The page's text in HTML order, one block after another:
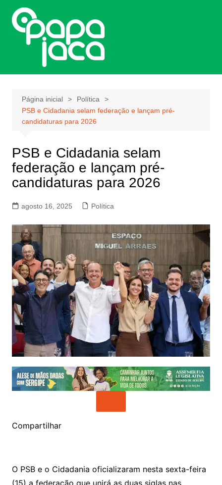
para
conteúdo
Página inicial
Política
PSB e Cidadania selam federação e lançam pré-
candidaturas para 2026
PSB e Cidadania selam
federação e lançam pré-
candidaturas para 2026
agosto 16, 2025 Política
Compartilhar
O PSB e o Cidadania oficializaram nesta sexta-feira